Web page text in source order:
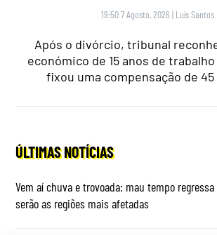
19:50 7 Agosto, 2026 | Luís Santos
Após o divórcio, tribunal
económico de 15 anos de
fixou uma compensação de
ÚLTIMAS NOTÍCIAS
Vem aí chuva e trovoada: mau tempo
serão as regiões mais afetadas